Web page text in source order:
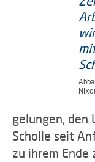
gelungen, den
Scholle seit
zu ihrem Ende